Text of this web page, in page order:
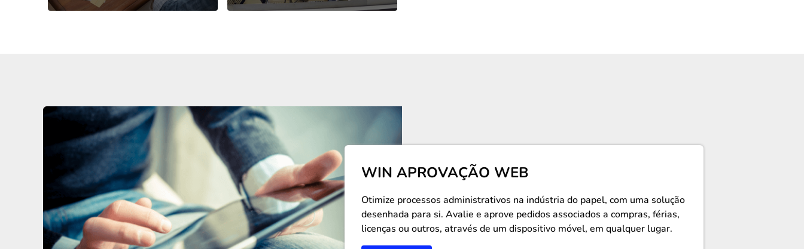
WIN APROVAÇÃO WEB
Otimize processos administrativos na indústria do papel, com uma solução
desenhada para si. Avalie e aprove pedidos associados a compras, férias,
licenças ou outros, através de um dispositivo móvel, em qualquer lugar.